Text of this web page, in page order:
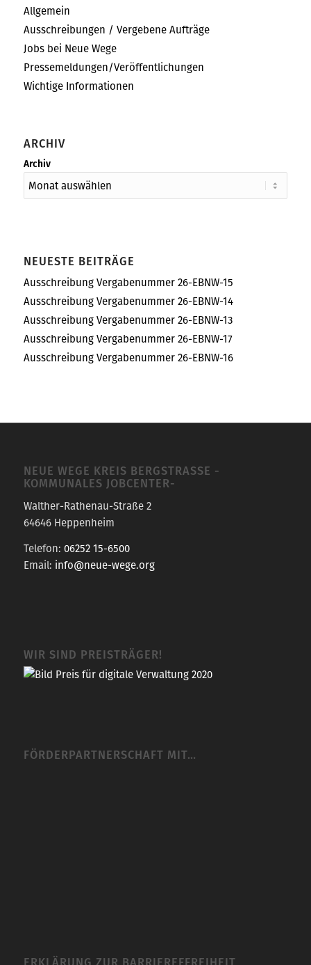
Allgemein
Ausschreibungen / Vergebene Aufträge
Jobs bei Neue Wege
Pressemeldungen/Veröffentlichungen
Wichtige Informationen
ARCHIV
Archiv
NEUESTE BEITRÄGE
Ausschreibung Vergabenummer 26-EBNW-15
Ausschreibung Vergabenummer 26-EBNW-14
Ausschreibung Vergabenummer 26-EBNW-13
Ausschreibung Vergabenummer 26-EBNW-17
Ausschreibung Vergabenummer 26-EBNW-16
NEUE WEGE KREIS BERGSTRASSE -K
OMMUNALES JOBCENTER-
Walther-Rathenau-Straße 2
64646 Heppenheim
Telefon: 06252 15-6500
Email: info@neue-wege.org
WIR SIND PREISTRÄGER!
FÖRDERPARTNERSCHAFT MIT…